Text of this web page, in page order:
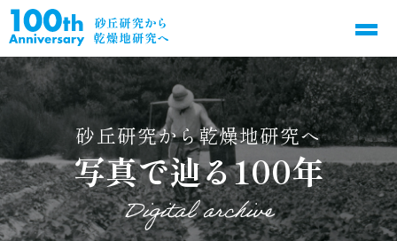
砂丘研究から乾燥地研究へ
写真で辿る100年
Digital archive